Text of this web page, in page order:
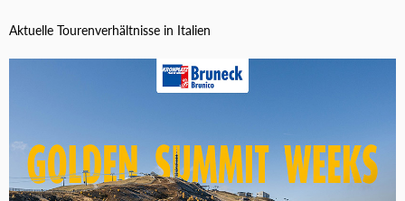
Aktuelle Tourenverhältnisse in Italien